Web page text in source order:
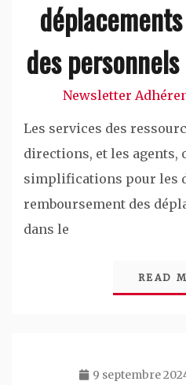
des
Newsletter
Les services des
directions, et les agents,
simplifications pour les
remboursement des
dans le
READ
9 septembre